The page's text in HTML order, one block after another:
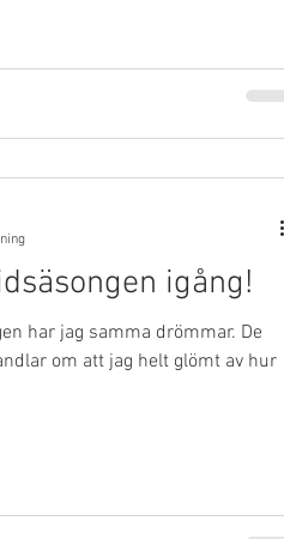
igång!
har jag samma drömmar. De
om att jag helt glömt av hur